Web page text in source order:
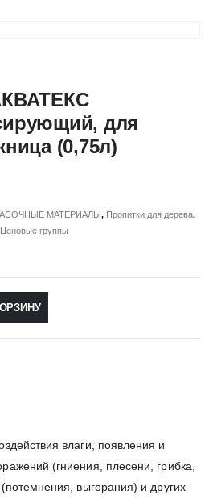
для
(0,75л)
МАТЕРИАЛЫ, Пропитки для дерева,
Ценовые группы
влаги, появления и
(гниения, плесени, грибка,
выгорания) и других